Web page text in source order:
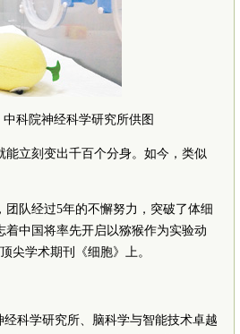
科院神经科学研究所供图
能立刻变出千百个分身。如今，类似
队经过5年的不懈努力，突破了体细
中国将率先开启以猕猴作为实验动
尖学术期刊《细胞》上。
经科学研究所、脑科学与智能技术卓越